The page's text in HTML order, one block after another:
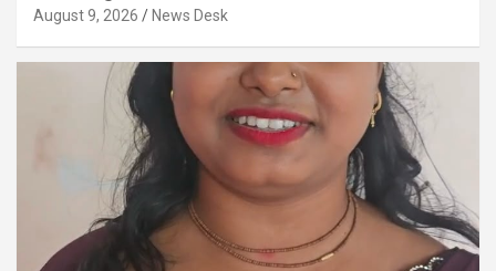
August 9, 2026 News Desk